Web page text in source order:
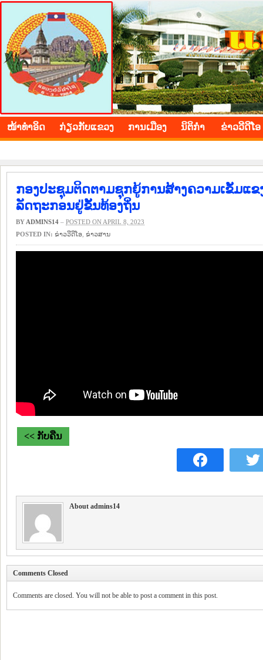
BOLIKHAMXAY PROVINCE
ໜ້າ​ທຳ​ອິດ ​ກ່ຽວ​ກັບ​ແຂວງ ​ການ​ເມືອງ ນິ​ຕິ​ກຳ ຂ່າວ​ວີ​ດີ​ໂອ
ກອງປະຊຸມຕິດຕາມຊຸກຍູ້ການສ້າງຄວາມເຂັ້ມແ
ລັດຖະກອນຢູ່ຂັ້ນທ້ອງຖິ່ນ
BY ADMINS14 – POSTED ON APRIL 8, 2023
POSTED IN: ຂ່າວ​ວີ​ດີ​ໂອ ​ຂ່າວ​ສານ
<< ກັບຄືນ
About admins14
Comments Closed
Comments are closed. You will not be able to post a comment in this post.